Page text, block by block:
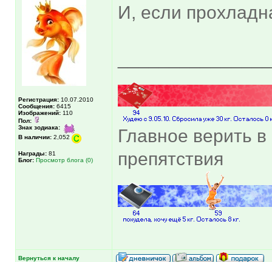
Регистрация: 10.07.2010
Сообщения: 6415
Изображений: 110
Пол:
Знак зодиака:
В наличии: 2,052
Награды: 81
Блог: Просмотр блога (0)
И, если
Главное верить
препятствия
Вернуться к началу